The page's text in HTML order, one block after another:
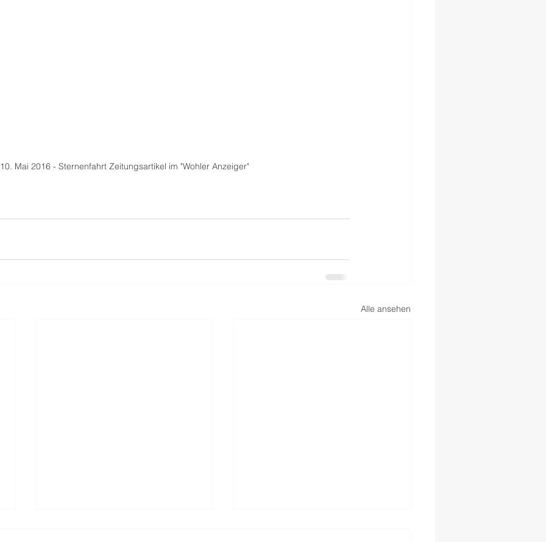
10. Mai 2016 - Sternenfahrt Zeitungsartikel im "Wohler Anzeiger"
Alle ansehen